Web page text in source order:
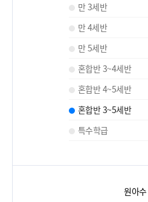
만 3세반
만 4세반
만 5세반
혼합반 3~4세반
혼합반 4~5세반
혼합반 3~5세반
특수학급
원아수